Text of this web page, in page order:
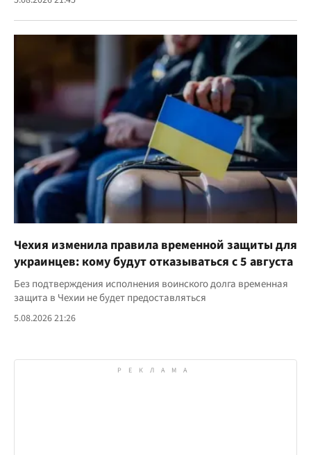
Чехия изменила правила временной защиты для
украинцев: кому будут отказываться с 5 августа
Без подтверждения исполнения воинского долга временная
защита в Чехии не будет предоставляться
5.08.2026 21:26